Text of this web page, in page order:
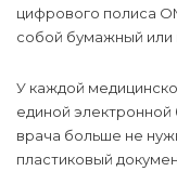
цифрового полиса
собой бумажный или
У каждой
единой
врача больше не
пластиковый